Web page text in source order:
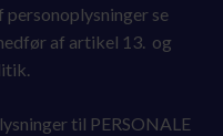
se
af artikel 13. og
til PERSONALE